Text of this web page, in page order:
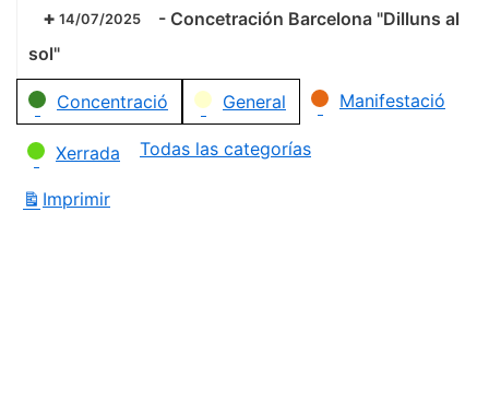
14/07/2025 - Concetración Barcelona "Dilluns al
sol"
Categorías
Concentració General Manifestació
Xerrada Todas las categorías
Imprimir